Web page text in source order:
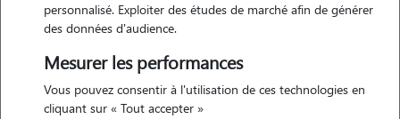
Expérience
bonjour, ayant toujours grandi entourée d'animaux (chiens, chats et
pendant vos déplacements ou pour vous soulager. je me tiens à
personnalisé. Exploiter des études de marché afin de générer
des données d'audience.
Mesurer les performances
Vous pouvez consentir à l'utilisation de ces technologies en
cliquant sur « Tout accepter »